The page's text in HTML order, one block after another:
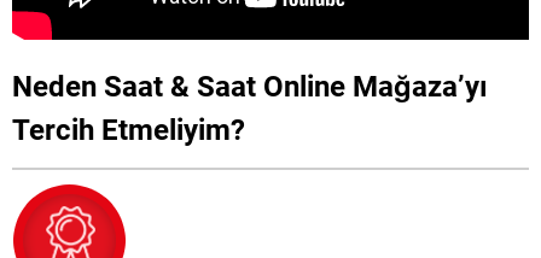
Neden Saat & Saat Online Mağaza’yı
Tercih Etmeliyim?